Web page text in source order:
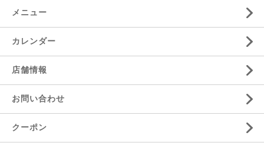
メニュー
カレンダー
店舗情報
お問い合わせ
クーポン